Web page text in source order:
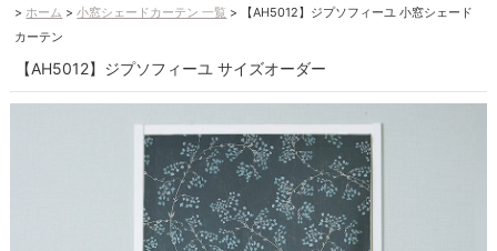
ホーム 小窓シェードカーテン 一覧
【AH5012】ジプソフィーユ 小窓シェード
カーテン
【AH5012】ジプソフィーユ サイズオーダー